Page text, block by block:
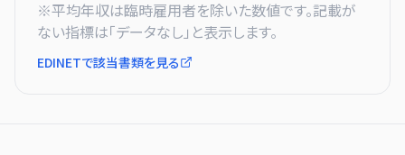
※平均年収は臨時雇用者を除いた数値です。記載が
ない指標は「データなし」と表示します。
EDINETで該当書類を見る